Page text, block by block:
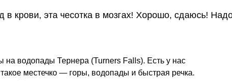
в крови, эта чесотка в мозгах! Хорошо, сдаюсь!
на водопады Тернера (Turners Falls). Есть у нас
местечко — горы, водопады и быстрая речка.